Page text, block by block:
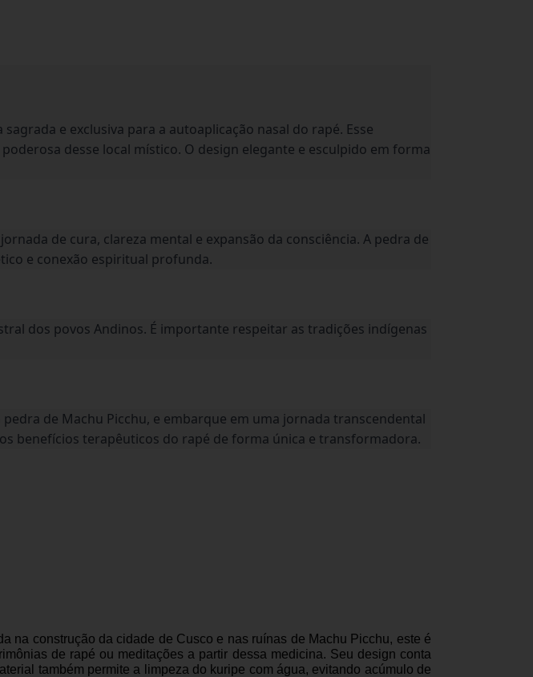
e exclusiva para a autoaplicação nasal do rapé. Esse
desse local místico. O design elegante e esculpido em forma
de cura, clareza mental e expansão da consciência. A pedra de
e conexão espiritual profunda.
dos povos Andinos. É importante respeitar as tradições indígenas
de Machu Picchu, e embarque em uma jornada transcendental
benefícios terapêuticos do rapé de forma única e transformadora.
na construção da cidade de Cusco e nas ruínas de Machu Picchu, este é
de rapé ou meditações a partir dessa medicina. Seu design conta
também permite a limpeza do kuripe com água, evitando acúmulo de